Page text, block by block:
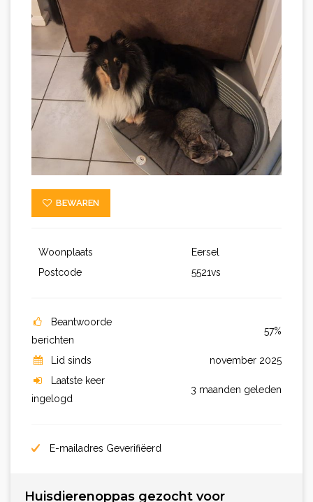
BEWAREN
Woonplaats
Eersel
Postcode
5521vs
Beantwoorde
berichten
57%
Lid sinds
november 2025
Laatste keer
ingelogd
3 maanden geleden
E-mailadres Geverifiëerd
Huisdierenoppas gezocht voor